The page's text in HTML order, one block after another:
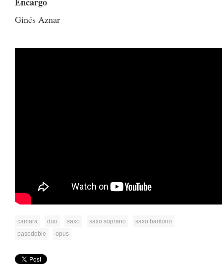
Ginés Aznar
camara duo saxo saxo soprano
saxo baritono
pasodoble
opus